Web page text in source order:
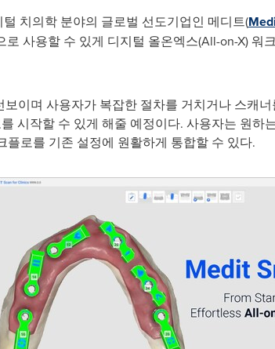
치의학 분야의 글로벌 선도기업인 메디트(
사용할 수 있게 디지털 올온엑스(All-on-X) 워
이며 사용자가 복잡한 절차를 거치거나 스캐
시작할 수 있게 해줄 예정이다. 사용자는 원하
로를 기존 설정에 원활하게 통합할 수 있다.